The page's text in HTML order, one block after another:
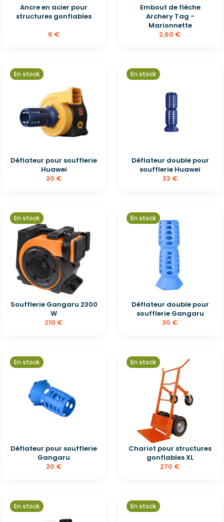
Ancre en acier pour
structures gonflables
6 €
Embout de flèche
Archery Tag -
Marionnette
2,60 €
En stock
Déflateur pour soufflerie
Huawei
20 €
En stock
Déflateur double pour
soufflerie Huawei
33 €
En stock
Soufflerie Gangaru 2300
W
210 €
En stock
Déflateur double pour
soufflerie Gangaru
30 €
En stock
Déflateur pour soufflerie
Gangaru
20 €
En stock
Chariot pour structures
gonflables XL
270 €
En stock En stock